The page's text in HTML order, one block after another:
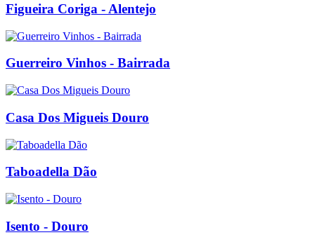
Figueira Coriga - Alentejo
Guerreiro Vinhos - Bairrada
Casa Dos Migueis Douro
Taboadella Dão
Isento - Douro